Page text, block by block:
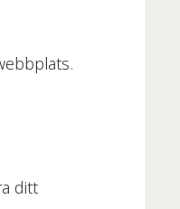
ditt